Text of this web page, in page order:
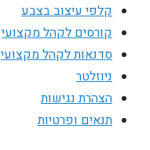
קלפי עיצוב בצבע
קורסים לקהל מקצועי
סדנאות לקהל מקצועי
ניוזלטר
הצהרת נגישות
תנאים ופרטיות